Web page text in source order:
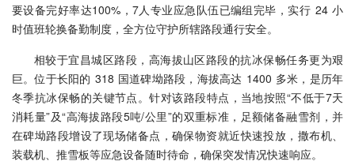
要设备完好率达100%，7人专业应急队伍已编组完毕，实行 24 小
时值班轮换备勤制度，全方位守护所辖路段通行安全。
相较于宜昌城区路段，高海拔山区路段的抗冰保畅任务更为艰
巨。位于长阳的 318 国道碑坳路段，海拔高达 1400 多米，是历年
冬季抗冰保畅的关键节点。针对该路段特点，当地按照“不低于7天
消耗量”及“高海拔路段5吨/公里”的双重标准，足额储备融雪剂，并
在碑坳路段增设了现场储备点，确保物资就近快速投放，撒布机、
装载机、推雪板等应急设备随时待命，确保突发情况快速响应。